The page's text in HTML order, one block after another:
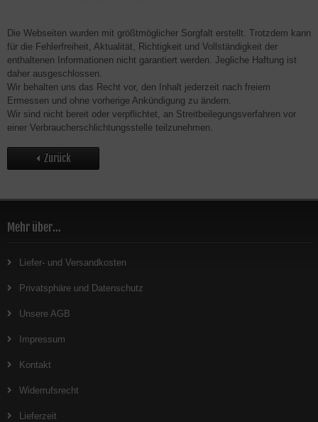
Die Webseiten wurden mit größtmöglicher Sorgfalt erstellt. Trotzdem kann
für die Fehlerfreiheit, Aktualität, Richtigkeit und Vollständigkeit der
enthaltenen Informationen nicht garantiert werden. Jegliche Haftung ist
daher ausgeschlossen.
Wir behalten uns das Recht vor, den Inhalt jederzeit nach freiem
Ermessen und ohne vorherige Ankündigung zu ändern.
Wir sind nicht bereit oder verpflichtet, an Streitbeilegungsverfahren vor
einer Verbraucherschlichtungsstelle teilzunehmen.
Zurück
Mehr über...
Liefer- und Versandkosten
Privatsphäre und Datenschutz
Unsere AGB
Impressum
Kontakt
Widerrufsrecht
Lieferzeit